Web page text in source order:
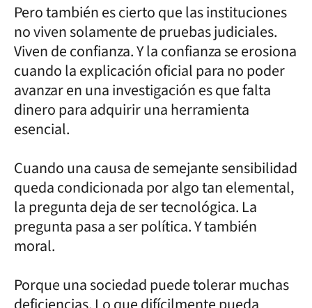
Pero también es cierto que las instituciones
no viven solamente de pruebas judiciales.
Viven de confianza. Y la confianza se erosiona
cuando la explicación oficial para no poder
avanzar en una investigación es que falta
dinero para adquirir una herramienta
esencial.
Cuando una causa de semejante sensibilidad
queda condicionada por algo tan elemental,
la pregunta deja de ser tecnológica. La
pregunta pasa a ser política. Y también
moral.
Porque una sociedad puede tolerar muchas